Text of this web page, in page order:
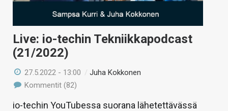
HAKU
Live: io-techin Tekniikkapodcast
(21/2022)
27.5.2022 - 13:00 /Juha Kokkonen
Kommentit (82)
io-techin YouTubessa suorana lähetettävässä